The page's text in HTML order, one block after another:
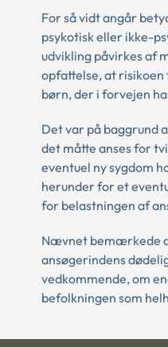
For så vidt angår
psykotisk eller ikke-
udvikling påvirkes af
opfattelse, at
børn, der i forvejen
Det var på baggrund
det måtte anses for
eventuel ny sygdom
herunder for et
for belastningen af
Nævnet bemærkede
ansøgerindens
vedkommende, om
befolkningen som